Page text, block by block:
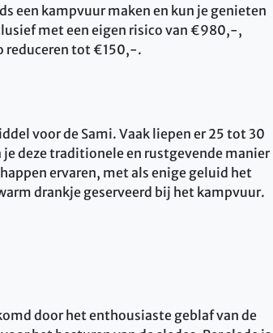
een kampvuur maken en kun je genieten
met een eigen risico van €980,-,
reduceren tot €150,-.
voor de Sami. Vaak liepen er 25 tot 30
je deze traditionele en rustgevende manier
ervaren, met als enige geluid het
drankje geserveerd bij het kampvuur.
door het enthousiaste geblaf van de